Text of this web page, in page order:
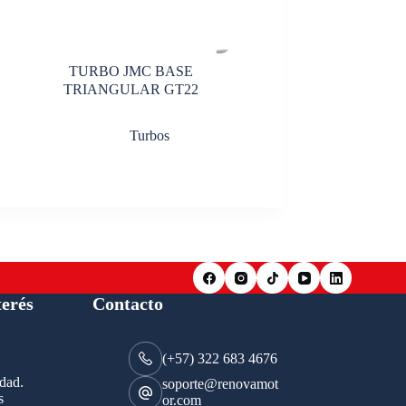
TURBO JMC BASE
TRIANGULAR GT22
Turbos
Contacto
(+57) 322 683 4676
soporte@renovamot
or.com